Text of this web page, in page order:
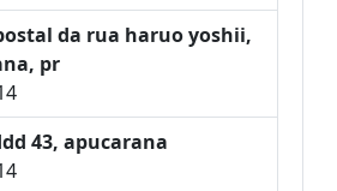
da rua haruo yoshii,
pr
43, apucarana